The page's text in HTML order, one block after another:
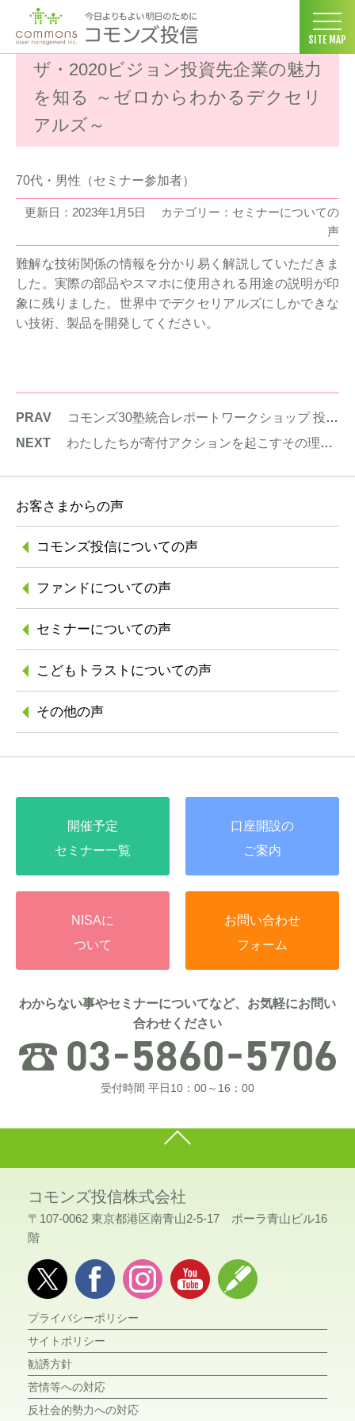
SITE MAP
コモンズ投信 ホーム >お客様の声 > >ザ・
ザ・2020ビジョン投資先企業の魅力
を知る ～ゼロからわかるデクセリ
アルズ～
70代・男性（セミナー参加者）
更新日：2023年1月5日
カテゴリー：セミナーについての
声
難解な技術関係の情報を分かり易く解説していただきま
した。実際の部品やスマホに使用される用途の説明が印
象に残りました。世界中でデクセリアルズにしかできな
い技術、製品を開発してください。
PRAV
コモンズ30塾統合レポートワークショップ 投資先企業「味の素」をお迎えして ASVレポートを読み解く
NEXT
わたしたちが寄付アクションを起こすその理由 〜企業の見えない価値、寄付編〜 寄付月間2022賛同企画
お客さまからの声
コモンズ投信についての声
ファンドについての声
セミナーについての声
こどもトラストについての声
その他の声
開催予定
セミナー一覧
口座開設の
ご案内
NISAに
ついて
お問い合わせ
フォーム
わからない事やセミナーについてなど、お気軽にお問い
合わせください
受付時間 平日10：00～16：00
コモンズ投信株式会社
〒107-0062 東京都港区南青山2-5-17 ポーラ青山ビル16
階
プライバシーポリシー
サイトポリシー
勧誘方針
苦情等への対応
反社会的勢力への対応